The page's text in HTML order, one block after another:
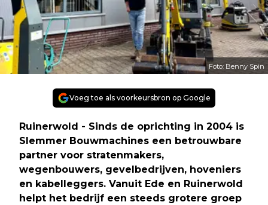
Foto: Benny Spin
Voeg toe als voorkeursbron op Google
Ruinerwold - Sinds de oprichting in 2004 is
Slemmer Bouwmachines een betrouwbare
partner voor stratenmakers,
wegenbouwers, gevelbedrijven, hoveniers
en kabelleggers. Vanuit Ede en Ruinerwold
helpt het bedrijf een steeds grotere groep